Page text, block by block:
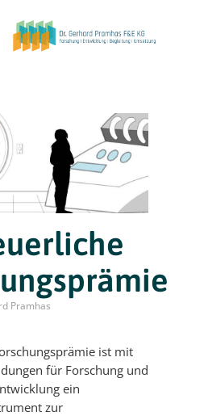
Pramhas
ist mit
für Forschung und
ein
zur